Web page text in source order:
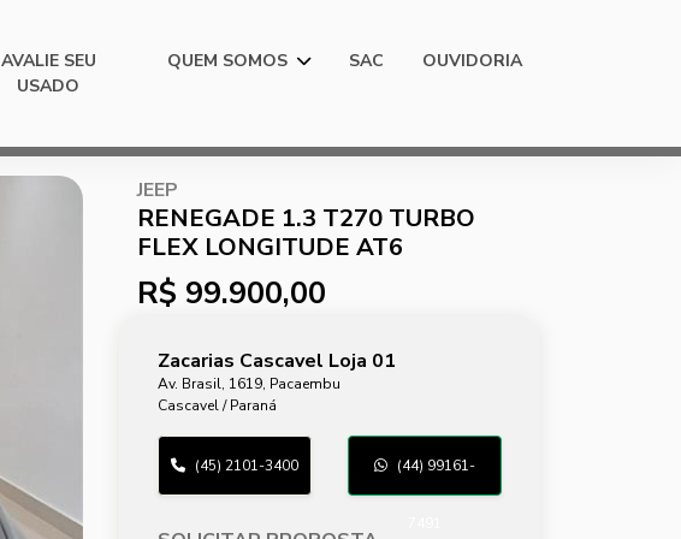
AVALIE SEU
USADO
QUEM SOMOS SAC OUVIDORIA
JEEP
RENEGADE 1.3 T270 TURBO
FLEX LONGITUDE AT6
R$ 99.900,00
Zacarias Cascavel Loja 01
Av. Brasil, 1619, Pacaembu
Cascavel / Paraná
(45) 2101-3400 (44) 99161-